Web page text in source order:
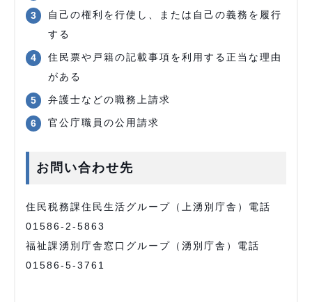
自己の権利を行使し、または自己の義務を履行
する
住民票や戸籍の記載事項を利用する正当な理由
がある
弁護士などの職務上請求
官公庁職員の公用請求
お問い合わせ先
住民税務課住民生活グループ（上湧別庁舎）電話
01586-2-5863
福祉課湧別庁舎窓口グループ（湧別庁舎）電話
01586-5-3761